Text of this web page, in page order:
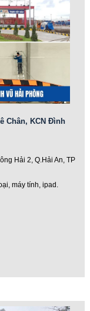
Chân, KCN Đình
Hải 2, Q.Hải An, TP
máy tính, ipad.